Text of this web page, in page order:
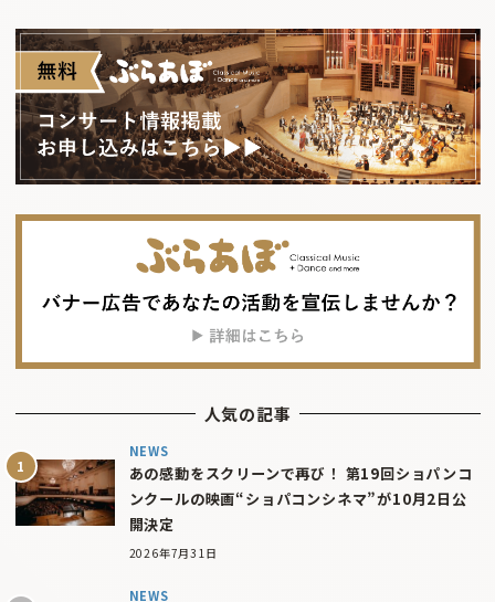
人気の記事
NEWS
あの感動をスクリーンで再び！ 第19回ショパンコ
ンクールの映画“ショパコンシネマ”が10月2日公
開決定
2026年7月31日
NEWS